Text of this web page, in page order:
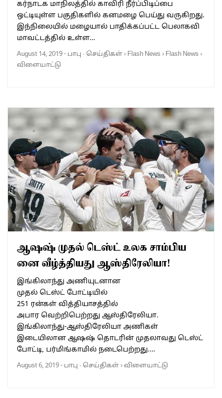
கர்நாடக மாநிலத்தில் காவிரி நீர்ப்பிடிப்பை
ஒட்டியுள்ள பகுதிகளில் கனமழை பெய்து வருகிறது.
இந்நிலையில் மழையால் பாதிக்கப்பட்ட பெலாகவி
மாவட்டத்தில் உள்ள…
August 14, 2019- பாபு · செய்திகள்› Flash News › Flash News ›
விளையாட்டு
ஆஷஷ் முதல் டெஸ்ட் உலக சாம்பிய
னை வீழ்த்தியது ஆஸ்திரேலியா!
இங்கிலாந்து அணியுடனான
முதல் டெஸ்ட் போட்டியில்
251 ரன்கள் வித்தியாசத்தில்
அபார வெற்றிபெற்றது ஆஸ்திரேலியா.
இங்கிலாந்து-ஆஸ்திரேலியா அணிகள்
இடையிலான ஆஷஷ் தொடரின் முதலாவது டெஸ்ட்
போட்டி, பர்மிங்காமில் நடைபெற்றது.…
August 6, 2019- பாபு · செய்திகள்›விளையாட்டு